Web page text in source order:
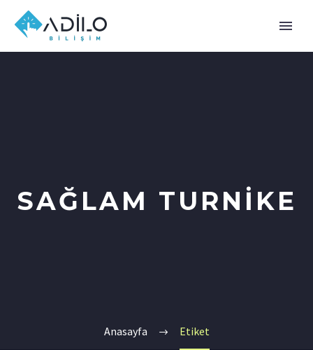
SAĞLAM TURNIKE
Anasayfa Etiket